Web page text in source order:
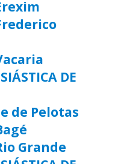
DE
de Pelotas
Grande